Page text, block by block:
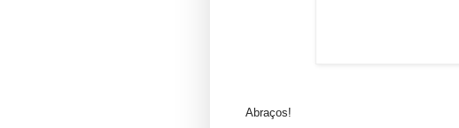
Abraços!